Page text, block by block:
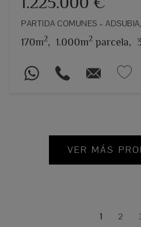
PARTIDA COMUNES –
170m2, 1.000m2 parcela,
VER MÁS
1(current)
2